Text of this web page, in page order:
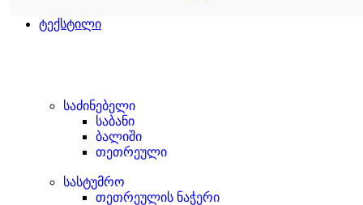
ტექსტილი
საძინებელი
საბანი
ბალიში
თეთრეული
სასტუმრო
თეთრეულის ნაჭერი